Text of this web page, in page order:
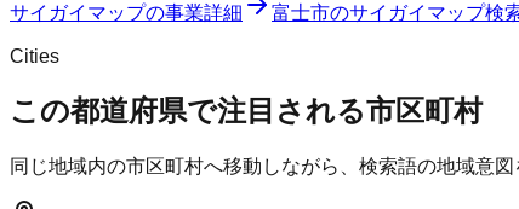
サイガイマップの事業詳細 富士市のサイガイマップ検
Cities
この都道府県で注目される市区町村
同じ地域内の市区町村へ移動しながら、検索語の地域意図